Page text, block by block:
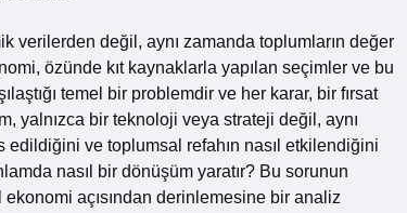
verilerden değil, aynı zamanda toplumların değer
özünde kıt kaynaklarla yapılan seçimler ve bu
temel bir problemdir ve her karar, bir fırsat
yalnızca bir teknoloji veya strateji değil, aynı
ve toplumsal refahın nasıl etkilendiğini
nasıl bir dönüşüm yaratır? Bu sorunun
açısından derinlemesine bir analiz